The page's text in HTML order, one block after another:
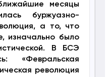
месяцы
буржуазно-
а то, что
изначально было
В БСЭ
«Февральская
революция